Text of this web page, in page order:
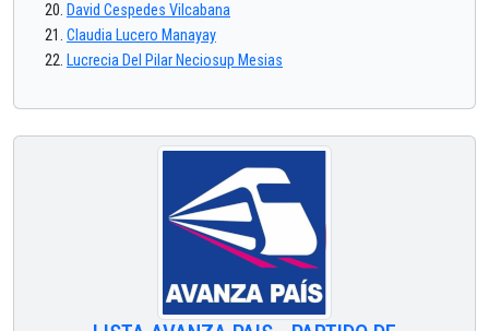
David Cespedes Vilcabana
Claudia Lucero Manayay
Lucrecia Del Pilar Neciosup Mesias